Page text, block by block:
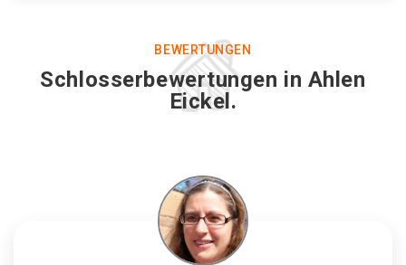
BEWERTUNGEN
Schlosserbewertungen in Ahlen
Eickel.